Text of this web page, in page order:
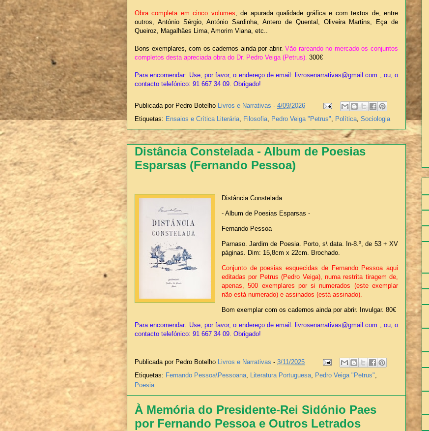
Obra completa em cinco volumes, de apurada qualidade gráfica e com textos de, entre
outros, António Sérgio, António Sardinha, Antero de Quental, Oliveira Martins, Eça de
Queiroz, Magalhães Lima, Amorim Viana, etc..
Bons exemplares, com os cadernos ainda por abrir.Vão rareando no mercado os conjuntos
completos desta apreciada obra do Dr. Pedro Veiga (Petrus). 300€
Para encomendar: Use, por favor, o endereço de email: livrosenarrativas@gmail.com , ou, o
contacto telefónico: 91 667 34 09. Obrigado!
Publicada por Pedro Botelho Livros e Narrativas - 4/09/2026
Etiquetas: Ensaios e Crítica Literária, Filosofia, Pedro Veiga "Petrus", Política, Sociologia
Distância Constelada - Album de Poesias
Esparsas (Fernando Pessoa)
Distância Constelada
- Album de Poesias Esparsas -
Fernando Pessoa
Parnaso. Jardim de Poesia. Porto, s\ data. In-8.º, de 53 + XV
páginas. Dim: 15,8cm x 22cm. Brochado.
Conjunto de poesias esquecidas de Fernando Pessoa aqui
editadas por Petrus (Pedro Veiga), numa restrita tiragem de,
apenas, 500 exemplares por si numerados (este exemplar
não está numerado) e assinados (está assinado).
Bom exemplar com os cadernos ainda por abrir. Invulgar. 80€
Para encomendar: Use, por favor, o endereço de email: livrosenarrativas@gmail.com , ou, o
contacto telefónico: 91 667 34 09. Obrigado!
Publicada por Pedro Botelho Livros e Narrativas - 3/11/2025
Etiquetas: Fernando Pessoa\Pessoana, Literatura Portuguesa, Pedro Veiga "Petrus",
Poesia
À Memória do Presidente-Rei Sidónio Paes
por Fernando Pessoa e Outros Letrados